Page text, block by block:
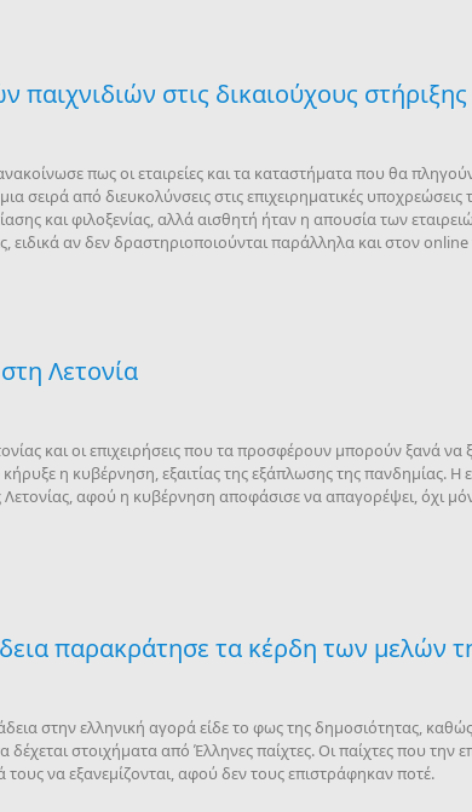
παιχνιδιών στις δικαιούχους
πως οι εταιρείες και τα καταστήματα που θα
σειρά από διευκολύνσεις στις επιχειρηματικές υποχρεώσεις
και φιλοξενίας, αλλά αισθητή ήταν η απουσία των
ειδικά αν δεν δραστηριοποιούνται παράλληλα και στον
Λετονία
και οι επιχειρήσεις που τα προσφέρουν μπορούν ξανά να
η κυβέρνηση, εξαιτίας της εξάπλωσης της πανδημίας. Η
αφού η κυβέρνηση αποφάσισε να απαγορέψει, όχι
παρακράτησε τα κέρδη των μελών
στην ελληνική αγορά είδε το φως της δημοσιότητας,
στοιχήματα από Έλληνες παίχτες. Οι παίχτες που την
να εξανεμίζονται, αφού δεν τους επιστράφηκαν ποτέ.